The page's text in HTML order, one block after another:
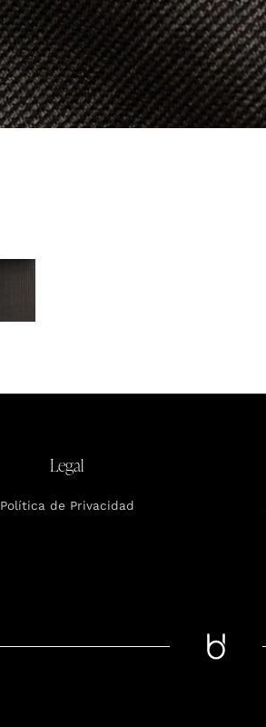
Legal
Política de Privacidad